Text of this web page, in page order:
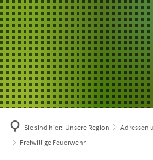
Sie sind hier: Unsere Region
Adressen
Freiwillige Feuerwehr